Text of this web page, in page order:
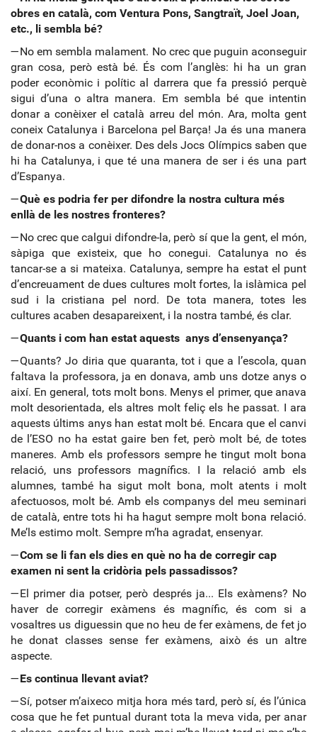
obres en català, com Ventura Pons, Sangtraït, Joel Joan,
etc., li sembla bé?
—No em sembla malament. No crec que puguin aconseguir
gran cosa, però està bé. És com l’anglès: hi ha un gran
poder econòmic i polític al darrera que fa pressió perquè
sigui d’una o altra manera. Em sembla bé que intentin
donar a conèixer el català arreu del món. Ara, molta gent
coneix Catalunya i Barcelona pel Barça! Ja és una manera
de donar-nos a conèixer. Des dels Jocs Olímpics saben que
hi ha Catalunya, i que té una manera de ser i és una part
d’Espanya.
—Què es podria fer per difondre la nostra cultura més
enllà de les nostres fronteres?
—No crec que calgui difondre-la, però sí que la gent, el món,
sàpiga que existeix, que ho conegui. Catalunya no és
tancar-se a si mateixa. Catalunya, sempre ha estat el punt
d’encreuament de dues cultures molt fortes, la islàmica pel
sud i la cristiana pel nord. De tota manera, totes les
cultures acaben desapareixent, i la nostra també, és clar.
—Quants i com han estat aquests anys d’ensenyança?
—Quants? Jo diria que quaranta, tot i que a l’escola, quan
faltava la professora, ja en donava, amb uns dotze anys o
així. En general, tots molt bons. Menys el primer, que anava
molt desorientada, els altres molt feliç els he passat. I ara
aquests últims anys han estat molt bé. Encara que el canvi
de l’ESO no ha estat gaire ben fet, però molt bé, de totes
maneres. Amb els professors sempre he tingut molt bona
relació, uns professors magnífics. I la relació amb els
alumnes, també ha sigut molt bona, molt atents i molt
afectuosos, molt bé. Amb els companys del meu seminari
de català, entre tots hi ha hagut sempre molt bona relació.
Me’ls estimo molt. Sempre m’ha agradat, ensenyar.
—Com se li fan els dies en què no ha de corregir cap
examen ni sent la cridòria pels passadissos?
—El primer dia potser, però després ja... Els exàmens? No
haver de corregir exàmens és magnífic, és com si a
vosaltres us diguessin que no heu de fer exàmens, de fet jo
he donat classes sense fer exàmens, això és un altre
aspecte.
—Es continua llevant aviat?
—Sí, potser m’aixeco mitja hora més tard, però sí, és l’única
cosa que he fet puntual durant tota la meva vida, per anar